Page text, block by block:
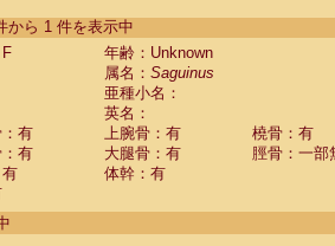
labiatus(0)
leucopus (0)
mystax
nigricollis (1)
oedipus
weddelli
spp.
から 1 件を表示中
年齢：Unknown
属名： Saguinus
亜種小名：
英名：
有 上腕骨：有
橈骨：有
有 大腿骨：有
脛骨：一部
体幹：有